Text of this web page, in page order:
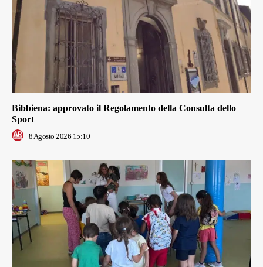
Bibbiena: approvato il Regolamento della Consulta dello
Sport
8 Agosto 2026 15:10